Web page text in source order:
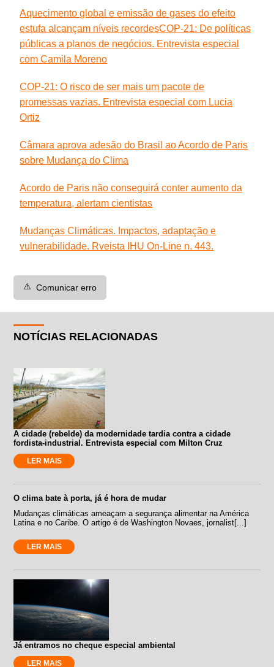
Aquecimento global e emissão de gases do efeito
estufa alcançam níveis recordesCOP-21: De políticas
públicas a planos de negócios. Entrevista especial
com Camila Moreno
COP-21: O risco de ser mais um pacote de
promessas vazias. Entrevista especial com Lucia
Ortiz
Câmara aprova adesão do Brasil ao Acordo de Paris
sobre Mudança do Clima
Acordo de Paris não conseguirá conter aumento da
temperatura, alertam cientistas
Mudanças Climáticas. Impactos, adaptação e
vulnerabilidade. Rveista IHU On-Line n. 443.
⚠️ Comunicar erro
NOTÍCIAS RELACIONADAS
A cidade (rebelde) da modernidade tardia contra a cidade
fordista-industrial. Entrevista especial com Milton Cruz
LER MAIS
O clima bate à porta, já é hora de mudar
Mudanças climáticas ameaçam a segurança alimentar na América
Latina e no Caribe. O artigo é de Washington Novaes, jornalist[...]
LER MAIS
Já entramos no cheque especial ambiental
LER MAIS